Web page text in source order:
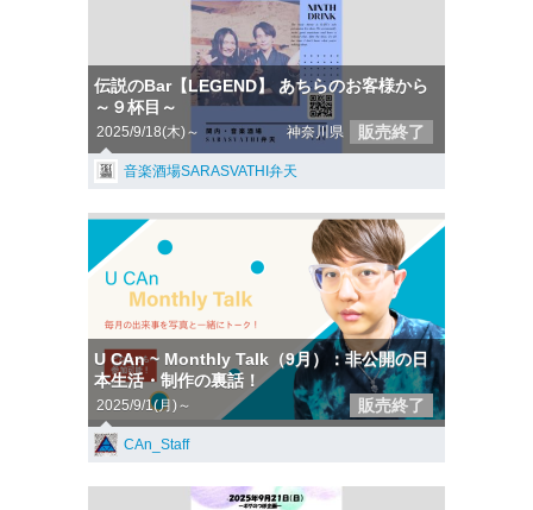
伝説のBar【LEGEND】 あちらのお客様から
～９杯目～
2025/9/18(木)～ 神奈川県 販売終了
音楽酒場SARASVATHI弁天
U CAn ~ Monthly Talk（9月）：非公開の日
本生活・制作の裏話！
2025/9/1(月)～ 販売終了
CAn_Staff